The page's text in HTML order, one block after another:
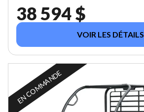
38 594 $
VOIR LES DÉTAILS
EN COMMANDE